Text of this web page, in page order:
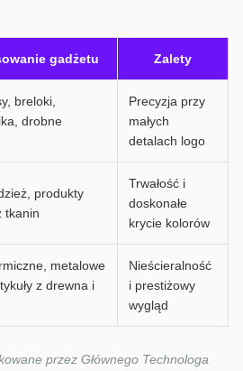
gadżetu Zalety
breloki,
drobne
Precyzja przy
małych
detalach logo
produkty
tkanin
Trwałość i
doskonałe
krycie kolorów
metalowe
z drewna i
Nieścieralność
i prestiżowy
wygląd
przez Głównego Technologa